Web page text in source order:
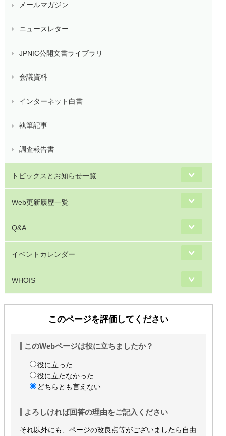
メールマガジン
ニュースレター
JPNIC公開文書ライブラリ
会議資料
インターネット白書
執筆記事
調査報告書
トピックスとお知らせ一覧
Web更新履歴一覧
Q&A
イベントカレンダー
WHOIS
このページを評価してください
このWebページは役に立ちましたか？
役に立った
役に立たなかった
どちらとも言えない
よろしければ回答の理由をご記入ください
それ以外にも、ページの改良点等がございましたら自由